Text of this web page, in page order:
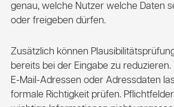
genau, welche Nutzer welche Daten
oder freigeben dürfen.
Zusätzlich können
bereits bei der Eingabe zu
E-Mail-Adressen oder Adressdaten
formale Richtigkeit prüfen.